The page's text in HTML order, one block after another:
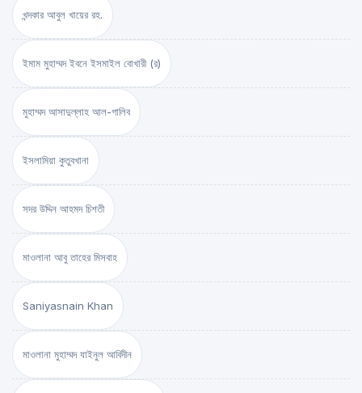
খন্দকার আবুল খায়ের রহ.
ইমাম মুহাম্মদ ইবনে ইসমাইল বোখারী (র)
মুহাম্মদ আসাদুল্লাহ আল-গালিব
ইসলামিয়া কুতুবখানা
সদর উদ্দিন আহমদ চিশতী
মাওলানা আবু তাহের মিসবাহ
Saniyasnain Khan
মাওলানা মুহাম্মদ যাইনুল আবিদীন